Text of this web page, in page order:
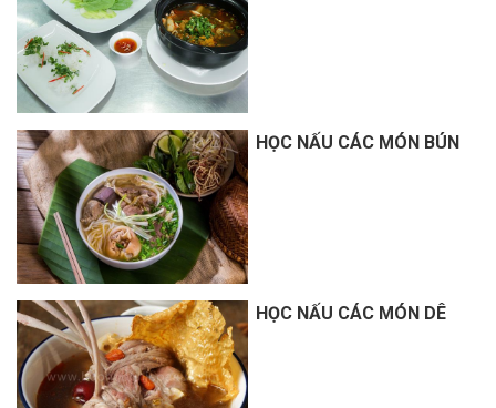
HỌC NẤU CÁC MÓN BÚN
HỌC NẤU CÁC MÓN DÊ